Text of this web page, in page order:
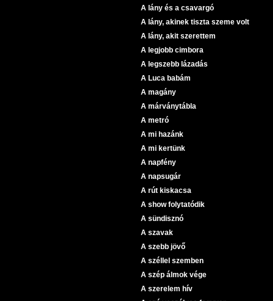
A lány és a csavargó
A lány, akinek tiszta szeme volt
A lány, akit szerettem
A legjobb cimbora
A legszebb lázadás
A Luca babám
A magány
A márványtábla
A metró
A mi hazánk
A mi kertünk
A napfény
A napsugár
A rút kiskacsa
A show folytatódik
A sündisznó
A szavak
A szebb jövő
A széllel szemben
A szép álmok vége
A szerelem hív